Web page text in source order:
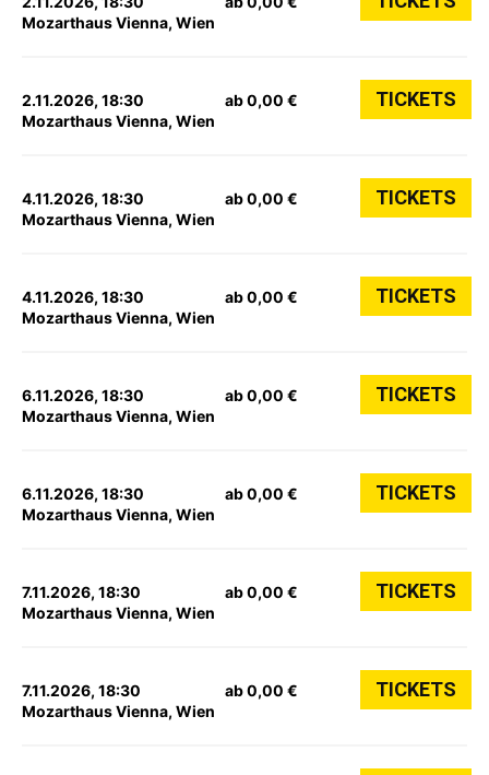
Mozarthaus Vienna, Wien
2.11.2026, 18:30
Mozarthaus Vienna, Wien
ab 0,00 € TICKETS
4.11.2026, 18:30
Mozarthaus Vienna, Wien
ab 0,00 € TICKETS
4.11.2026, 18:30
Mozarthaus Vienna, Wien
ab 0,00 € TICKETS
6.11.2026, 18:30
Mozarthaus Vienna, Wien
ab 0,00 € TICKETS
6.11.2026, 18:30
Mozarthaus Vienna, Wien
ab 0,00 € TICKETS
7.11.2026, 18:30
Mozarthaus Vienna, Wien
ab 0,00 € TICKETS
7.11.2026, 18:30
Mozarthaus Vienna, Wien
ab 0,00 € TICKETS